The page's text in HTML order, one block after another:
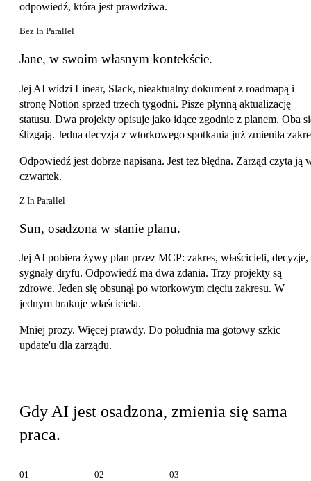
odpowiedź, która jest prawdziwa.
Bez In Parallel
Jane, w swoim własnym kontekście.
Jej AI widzi Linear, Slack, nieaktualny dokument z roadmapą i
stronę Notion sprzed trzech tygodni. Pisze płynną aktualizację
statusu. Dwa projekty opisuje jako idące zgodnie z planem. Oba
ślizgają. Jedna decyzja z wtorkowego spotkania już zmieniła
Odpowiedź jest dobrze napisana. Jest też błędna. Zarząd czyta ją
czwartek.
Z In Parallel
Sun, osadzona w stanie planu.
Jej AI pobiera żywy plan przez MCP: zakres, właścicieli, decyzje,
sygnały dryfu. Odpowiedź ma dwa zdania. Trzy projekty są
zdrowe. Jeden się obsunął po wtorkowym cięciu zakresu. W
jednym brakuje właściciela.
Mniej prozy. Więcej prawdy. Do południa ma gotowy szkic
update'u dla zarządu.
Gdy AI jest osadzona, zmienia się sama
praca.
01 02 03